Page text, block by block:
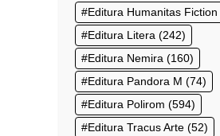
Editura Humanitas Fiction
Editura Litera (242)
Editura Nemira (160)
Editura Pandora M (74)
Editura Polirom (594)
Editura Tracus Arte (52)